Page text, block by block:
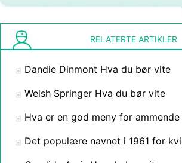
RELATERTE ARTIKLER
Dandie Dinmont Hva du bør vite
Welsh Springer Hva du bør vite
Hva er en god meny for ammende
Det populære navnet i 1961 for